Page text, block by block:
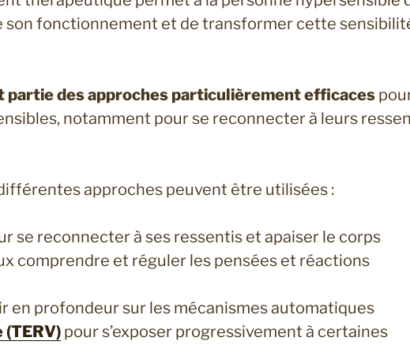
son fonctionnement et de transformer cette
partie des approches particulièrement efficaces
notamment pour se reconnecter à leurs
approches peuvent être utilisées :
se reconnecter à ses ressentis et apaiser le corps
comprendre et réguler les pensées et réactions
en profondeur sur les mécanismes automatiques
pour s’exposer progressivement à certaines